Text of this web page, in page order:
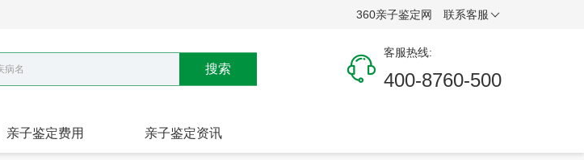
360亲子鉴定网 联系客服
搜索
客服热线:
400-8760-500
亲子鉴定费用 亲子鉴定资讯